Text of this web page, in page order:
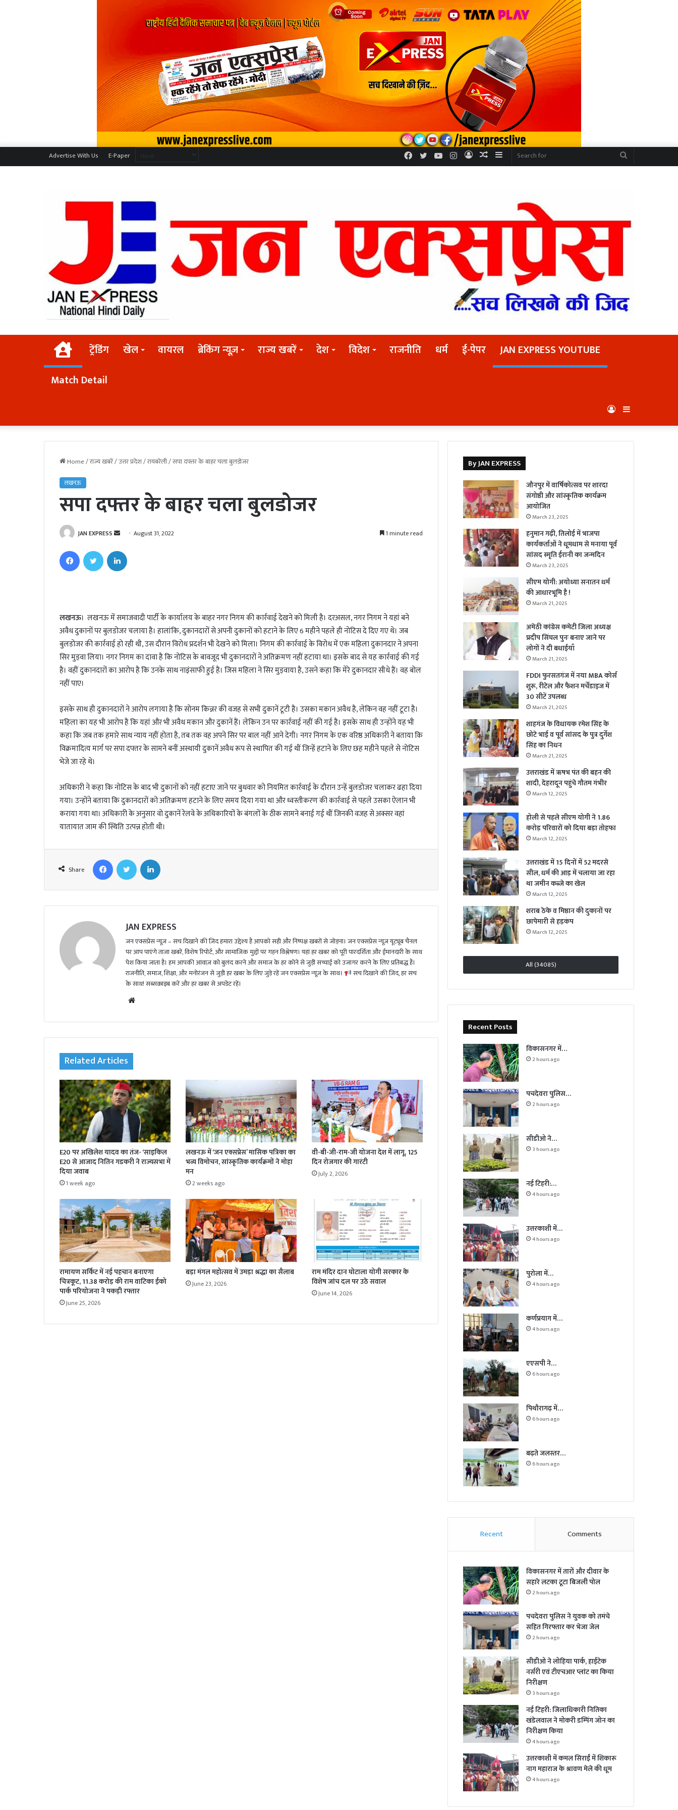
Advertise With Us E-Paper Sidebar
Random
Log
Instagram
YouTube
Twitter
Facebook
Homeट्रेंडिंग खेल वायरल ब्रेकिंग न्यूज़ राज्य खबरें देश विदेश राजनीति धर्म ई-पेपर
JAN EXPRESS YOUTUBE
Match Detail
Log
In
Home/राज्य खबरें/उत्तर प्रदेश/रायबरेली/सपा दफ्तर के बाहर चला बुलडोजर
लखनऊ
सपा दफ्तर के बाहर चला बुलडोजर
JAN EXPRESS
d
m
a
i
l
August 31, 2022 1 minute read
लखनऊ। लखनऊ में समाजवादी पार्टी के कार्यालय के बाहर नगर निगम की कार्रवाई देखने को मिली है। दरअसल, नगर निगम ने यहां बने
अवैध दुकानों पर बुलडोजर चलाया है। हालांकि, दुकानदारों से अपनी दुकानों को हटाने के लिए 6 महीने पहले ही नोटिस दे दिए गए थे। जब
बुलडोजर की कार्रवाई हो रही थी, उस दौरान विरोध प्रदर्शन भी देखने को मिला। निगम की कार्रवाई के विरोध में एक महिला दुकानदार ने अपना
सिर मुड़वा लिया। नगर निगम का दावा है कि नोटिस के बावजूद भी दुकानदारों ने अतिक्रमण नहीं हटाया था। इसके बाद से यह कार्रवाई की गई
है। वहीं दुकानदारों का आरोप है कि उनके साथ नाइंसाफी हुई है। जिस महिला ने सिर मुड़वाया है, उसने कहा कि मेरे दुकानदार सीधे हैं। वह बोल
नहीं पाए।
इसके साथ ही दुकानदारों ने आरोप लगाया है कि सोनम किन्नर की वजह से सभी दुकानें टूटी है। उसका मकान अवैध है, लेकिन वह नहीं टूटा है।
महिला का यह भी आरोप है कि यहां और भी अवैध मकान और दुकानें हैं। लेकिन उन पर कार्रवाई नहीं की गई है। इसके साथ ही उन्होंने यह भी
कहा कि जब तक हमारे साथ न्याय नहीं होता है, तब तक वह अपने सिर पर बाल नहीं आने देगी। नगर निगम के एक वरिष्ठ अधिकारी ने बताया कि
विक्रमादित्य मार्ग पर सपा दफ्तर के सामने बनीं अस्थायी दुकानें अवैध रूप से स्थापित की गई थीं जिन्हें हटाने के लिए छह महीने पहले से नोटिस
भेजे जा रहे थे।
अधिकारी ने कहा कि नोटिस के बाद भी दुकानों को नहीं हटाए जाने पर बुधवार को नियमित कार्रवाई के दौरान उन्हें बुलडोजर चलाकर ढहा दिया
गया। उन्होंने बताया कि दुकानदारों को अतिक्रमण हटाने के लिए समय दिया गया था और ध्वस्तीकरण की कार्रवाई से पहले उसका ऐलान भी
कराया गया था। अधिकारी के अनुसार वो दुकानें रेलवे के अधिकारियों के बंगलों के ठीक सामने बनाई गई थीं जिनकी वजह से अक्सर वहां
यातायात जाम की स्थिति उत्पन्न होती थी।
Share
JAN EXPRESS
जन एक्सप्रेस न्यूज़ – सच दिखाने की ज़िद हमारा उद्देश्य है आपको सही और निष्पक्ष खबरों से जोड़ना। जन एक्सप्रेस न्यूज़ यूट्यूब चैनल
पर आप पाएंगे ताजा खबरें, विशेष रिपोर्ट, और सामाजिक मुद्दों पर गहन विश्लेषण। यहां हर खबर को पूरी पारदर्शिता और ईमानदारी के साथ
पेश किया जाता है। हम आपकी आवाज़ को बुलंद करने और समाज के हर कोने से जुड़ी सच्चाई को उजागर करने के लिए प्रतिबद्ध हैं।
राजनीति, समाज, शिक्षा, और मनोरंजन से जुड़ी हर खबर के लिए जुड़े रहें जन एक्सप्रेस न्यूज़ के साथ।
सच दिखाने की ज़िद, हर सच
के साथ! सब्सक्राइब करें और हर खबर से अपडेट रहें।
te
Related Articles
E20 पर अखिलेश यादव का तंज- ‘साइकिल
E20 से आजाद नितिन गडकरी ने राज्यसभा में
दिया जवाब
1 week ago
लखनऊ में ‘जन एक्सप्रेस’ मासिक पत्रिका का
भव्य विमोचन, सांस्कृतिक कार्यक्रमों ने मोहा
मन
2 weeks ago
वी-बी-जी-राम-जी योजना देश में लागू, 125
दिन रोजगार की गारंटी
July 2, 2026
रामायण सर्किट में नई पहचान बनाएगा
चित्रकूट, 11.38 करोड़ की राम वाटिका ईको
पार्क परियोजना ने पकड़ी रफ्तार
June 25, 2026
बड़ा मंगल महोत्सव में उमड़ा श्रद्धा का सैलाब
June 23, 2026
राम मंदिर दान घोटाला योगी सरकार के
विशेष जांच दल पर उठे सवाल
June 14, 2026
By JAN EXPRESS
जौनपुर में वार्षिकोत्सव पर शारदा
संगोष्ठी और सांस्कृतिक कार्यक्रम
आयोजित
March 23, 2025
हनुमान गढ़ी, तिलोई में भाजपा
कार्यकर्ताओं ने धूमधाम से मनाया पूर्व
सांसद स्मृति ईरानी का जन्मदिन
March 23, 2025
सीएम योगी: अयोध्या सनातन धर्म
की आधारभूमि है !
March 21, 2025
अमेठी कांग्रेस कमेटी जिला अध्यक्ष
प्रदीप सिंघल पुनः बनाए जाने पर
लोगों ने दी बधाईयाँ
March 21, 2025
FDDI फुरसतगंज में नया MBA कोर्स
शुरू, रीटेल और फैशन मर्चेंडाइज में
30 सीटें उपलब्ध
March 21, 2025
शाहगंज के विधायक रमेश सिंह के
छोटे भाई व पूर्व सांसद के पुत्र दुर्गेश
सिंह का निधन
March 21, 2025
उत्तराखंड में ऋषभ पंत की बहन की
शादी, देहरादून पहुंचे गौतम गंभीर
March 12, 2025
होली से पहले सीएम योगी ने 1.86
करोड़ परिवारों को दिया बड़ा तोहफा
March 12, 2025
उत्तराखंड में 15 दिनों में 52 मदरसे
सील, धर्म की आड़ में चलाया जा रहा
था जमीन कब्जे का खेल
March 12, 2025
शराब ठेके व मिष्ठान की दुकानों पर
छापेमारी से हड़कंप
March 12, 2025
All (34085)
Recent Posts
विकासनगर में…
2 hours ago
पचदेवरा पुलिस…
2 hours ago
सीडीओ ने…
3 hours ago
नई टिहरी:…
4 hours ago
उत्तरकाशी में…
4 hours ago
पुरोला में…
4 hours ago
कर्णप्रयाग में…
4 hours ago
एएसपी ने…
6 hours ago
पिथौरागढ़ में…
6 hours ago
बढ़ते जलस्तर…
6 hours ago
Recent Comments
विकासनगर में तारों और दीवार के
सहारे लटका टूटा बिजली पोल
2 hours ago
पचदेवरा पुलिस ने युवक को तमंचे
सहित गिरफ्तार कर भेजा जेल
2 hours ago
सीडीओ ने लोहिया पार्क, हाईटेक
नर्सरी एवं टीएचआर प्लांट का किया
निरीक्षण
3 hours ago
नई टिहरी: जिलाधिकारी नितिका
खंडेलवाल ने मोकरी डम्पिंग जोन का
निरीक्षण किया
4 hours ago
उत्तरकाशी में कमल सिराईं में शिकारू
नाग महाराज के श्रावण मेले की धूम
4 hours ago